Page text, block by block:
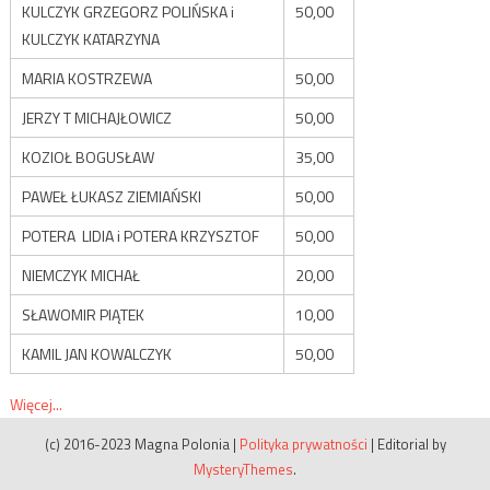
KULCZYK GRZEGORZ POLIŃSKA i
KULCZYK KATARZYNA
50,00
MARIA KOSTRZEWA
50,00
JERZY T MICHAJŁOWICZ
50,00
KOZIOŁ BOGUSŁAW
35,00
PAWEŁ ŁUKASZ ZIEMIAŃSKI
50,00
POTERA LIDIA i POTERA KRZYSZTOF
50,00
NIEMCZYK MICHAŁ
20,00
SŁAWOMIR PIĄTEK
10,00
KAMIL JAN KOWALCZYK
50,00
Więcej...
(c) 2016-2023 Magna Polonia | Polityka prywatności | Editorial by
MysteryThemes.